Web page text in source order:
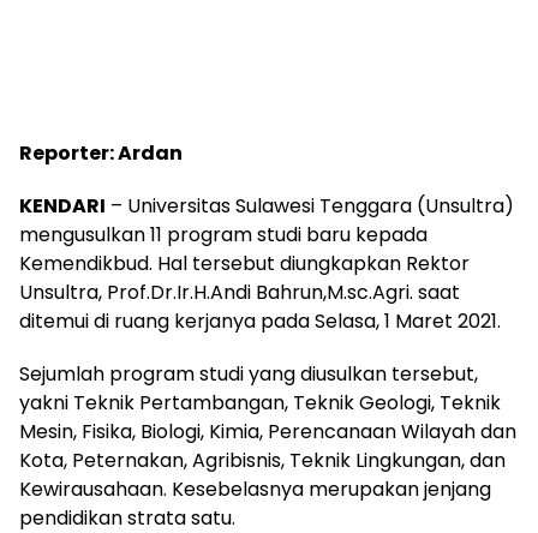
Reporter: Ardan
KENDARI – Universitas Sulawesi Tenggara (Unsultra)
mengusulkan 11 program studi baru kepada
Kemendikbud. Hal tersebut diungkapkan Rektor
Unsultra, Prof.Dr.Ir.H.Andi Bahrun,M.sc.Agri. saat
ditemui di ruang kerjanya pada Selasa, 1 Maret 2021.
Sejumlah program studi yang diusulkan tersebut,
yakni Teknik Pertambangan, Teknik Geologi, Teknik
Mesin, Fisika, Biologi, Kimia, Perencanaan Wilayah dan
Kota, Peternakan, Agribisnis, Teknik Lingkungan, dan
Kewirausahaan. Kesebelasnya merupakan jenjang
pendidikan strata satu.